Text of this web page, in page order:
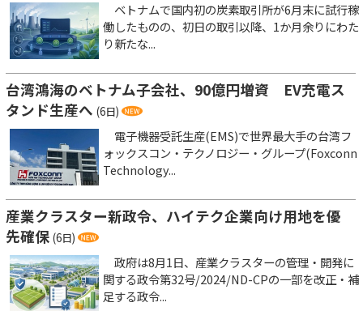
ベトナムで国内初の炭素取引所が6月末に試行稼
働したものの、初日の取引以降、1か月余りにわた
り新たな...
台湾鴻海のベトナム子会社、90億円増資 EV充電ス
タンド生産へ (6日)
電子機器受託生産(EMS)で世界最大手の台湾フ
ォックスコン・テクノロジー・グループ(Foxconn
Technology...
産業クラスター新政令、ハイテク企業向け用地を優
先確保 (6日)
政府は8月1日、産業クラスターの管理・開発に
関する政令第32号/2024/ND-CPの一部を改正・補
足する政令...